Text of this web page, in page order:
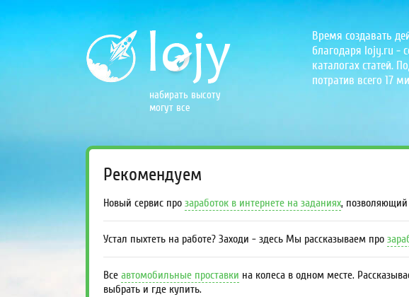
набирать высоту
могут все
Время создавать
благодаря lojy.ru -
каталогах статей.
потратив всего 17
Рекомендуем
Новый сервис про заработок в интернете на заданиях, позволяющий
Устал пыхтеть на работе? Заходи - здесь Мы рассказываем про
Все автомобильные проставки на колеса в одном месте.
выбрать и где купить.